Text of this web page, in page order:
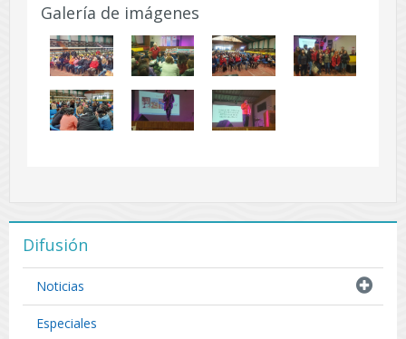
Galería de imágenes
Difusión
Noticias
Especiales